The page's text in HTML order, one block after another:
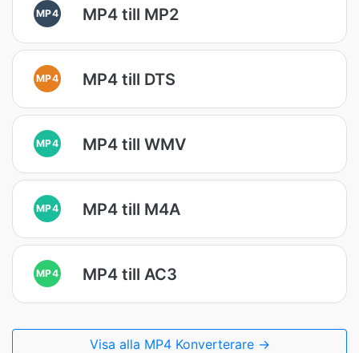
MP4 MP4 till MP2
MP4 MP4 till DTS
MP4 MP4 till WMV
MP4 MP4 till M4A
MP4 MP4 till AC3
Visa alla MP4 Konverterare →